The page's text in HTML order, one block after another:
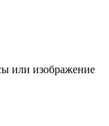
или изображение